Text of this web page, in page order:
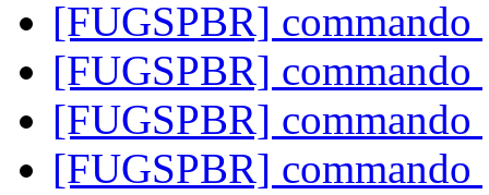
[FUGSPBR] commando
[FUGSPBR] commando
[FUGSPBR] commando
[FUGSPBR] commando